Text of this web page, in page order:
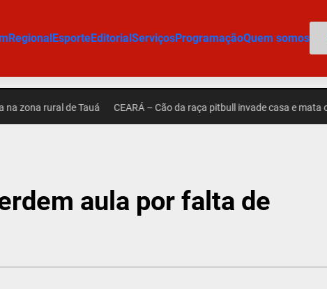
RegionalEsporteEditorialServiçosProgramaçãoQuem somos
rural de Tauá CEARÁ – Cão da raça pitbull invade casa e mata outro
aula por falta de